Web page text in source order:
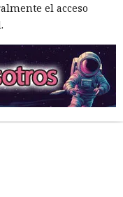
el acceso